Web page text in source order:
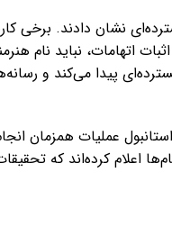
نشان دادند. برخی
اتهامات، نباید نام
پیدا می‌کند و
عملیات همزمان
اعلام کرده‌اند که